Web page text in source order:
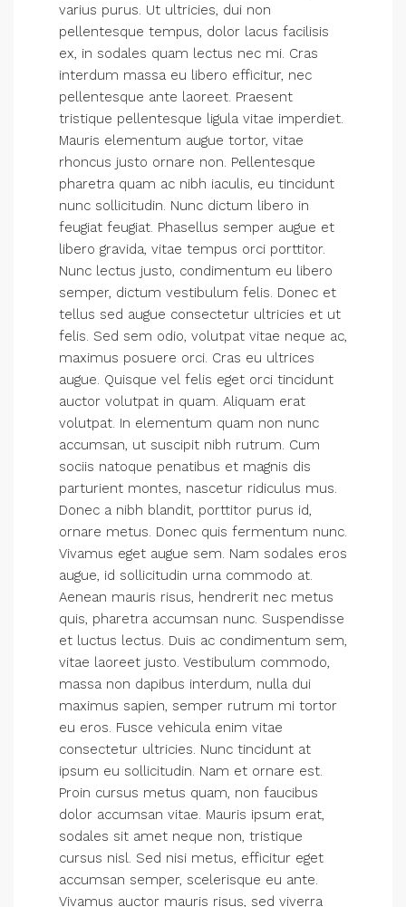
varius purus. Ut ultricies, dui non
pellentesque tempus, dolor lacus facilisis
ex, in sodales quam lectus nec mi. Cras
interdum massa eu libero efficitur, nec
pellentesque ante laoreet. Praesent
tristique pellentesque ligula vitae imperdiet.
Mauris elementum augue tortor, vitae
rhoncus justo ornare non. Pellentesque
pharetra quam ac nibh iaculis, eu tincidunt
nunc sollicitudin. Nunc dictum libero in
feugiat feugiat. Phasellus semper augue et
libero gravida, vitae tempus orci porttitor.
Nunc lectus justo, condimentum eu libero
semper, dictum vestibulum felis. Donec et
tellus sed augue consectetur ultricies et ut
felis. Sed sem odio, volutpat vitae neque ac,
maximus posuere orci. Cras eu ultrices
augue. Quisque vel felis eget orci tincidunt
auctor volutpat in quam. Aliquam erat
volutpat. In elementum quam non nunc
accumsan, ut suscipit nibh rutrum. Cum
sociis natoque penatibus et magnis dis
parturient montes, nascetur ridiculus mus.
Donec a nibh blandit, porttitor purus id,
ornare metus. Donec quis fermentum nunc.
Vivamus eget augue sem. Nam sodales eros
augue, id sollicitudin urna commodo at.
Aenean mauris risus, hendrerit nec metus
quis, pharetra accumsan nunc. Suspendisse
et luctus lectus. Duis ac condimentum sem,
vitae laoreet justo. Vestibulum commodo,
massa non dapibus interdum, nulla dui
maximus sapien, semper rutrum mi tortor
eu eros. Fusce vehicula enim vitae
consectetur ultricies. Nunc tincidunt at
ipsum eu sollicitudin. Nam et ornare est.
Proin cursus metus quam, non faucibus
dolor accumsan vitae. Mauris ipsum erat,
sodales sit amet neque non, tristique
cursus nisl. Sed nisi metus, efficitur eget
accumsan semper, scelerisque eu ante.
Vivamus auctor mauris risus, sed viverra